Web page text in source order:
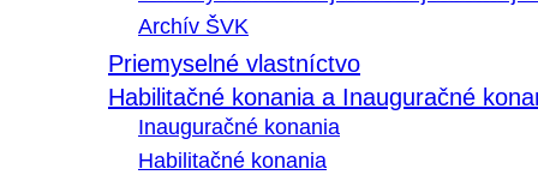
Archív ŠVK
Priemyselné vlastníctvo
Habilitačné konania a Inauguračné
Inauguračné konania
Habilitačné konania